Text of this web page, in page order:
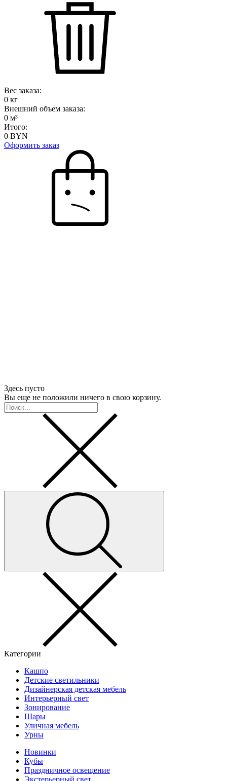
Вес заказа:
0 кг
Внешний объем заказа:
0 м³
Итого:
0 BYN
Оформить заказ
Здесь пусто
Вы еще не положили ничего в свою корзину.
Категории
Кашпо
Детские светильники
Дизайнерская детская мебель
Интерьерный свет
Зонирование
Шары
Уличная мебель
Урны
Новинки
Кубы
Праздничное освещение
Экстерьерный свет